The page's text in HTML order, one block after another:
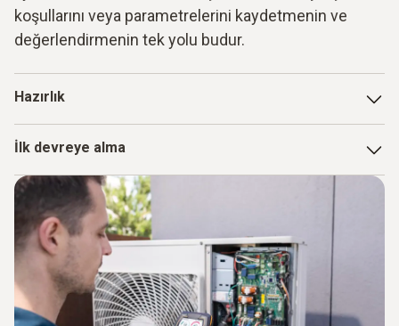
koşullarını veya parametrelerini kaydetmenin ve
değerlendirmenin tek yolu budur.
Hazırlık
teknisyenin bir soğutucu akışkan devresinin en önemli
sistem parametrelerini hızlı bir şekilde elde etmesi çok
önemlidir. Modern ısı pompalarında bir dereceye kadar
basınç ve sıcaklıkların okunabildiği doğrudur. Fakat,
görüntülenen değerlerin doğru olup olmadığından emin
olmak ancak bir kontrolden sonra mümkündür. Bu nedenle,
devreye alma söz konusu olduğunda bir manifold ve bir
sıcaklık ölçüm cihazı vazgeçilmez araçlardır. Ancak, ölçüm
İlk devreye alma
Isı pompası gelip monte edildikten sonra, split sistemlerin
soğutma devresi tamamlanmalıdır. Kullanılacak boruların
seçimi doğru olmalı ve mevcut standartlara göre
yapılmalıdır. Bunun nedeni, kullanılan soğutucu akışkana
uygun malzeme, duvar kalınlığı, sertlik, korozyon ve basınç
direncinin seçilmesi gerekliliğidir. Tüm lehimli bağlantılar,
bakır veya gümüş lehim ile inert gaz (azot) altında